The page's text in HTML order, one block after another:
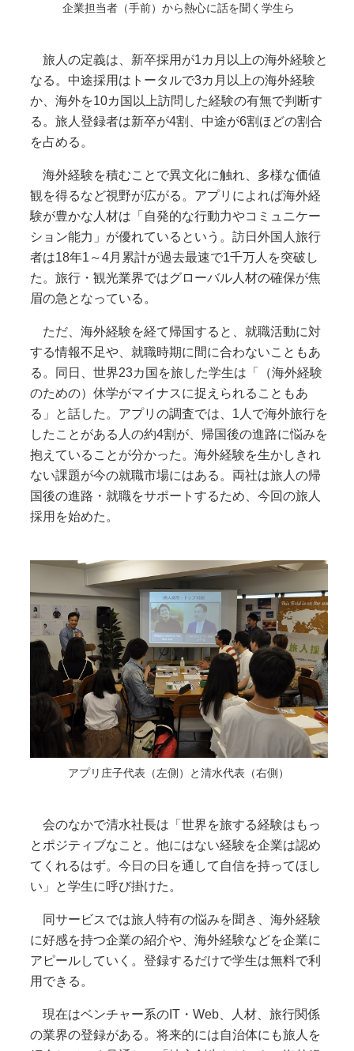
企業担当者（手前）から熱心に話を聞く学生ら
旅人の定義は、新卒採用が1カ月以上の海外経験と
なる。中途採用はトータルで3カ月以上の海外経験
か、海外を10カ国以上訪問した経験の有無で判断す
る。旅人登録者は新卒が4割、中途が6割ほどの割合
を占める。
海外経験を積むことで異文化に触れ、多様な価値
観を得るなど視野が広がる。アプリによれば海外経
験が豊かな人材は「自発的な行動力やコミュニケー
ション能力」が優れているという。訪日外国人旅行
者は18年1～4月累計が過去最速で1千万人を突破し
た。旅行・観光業界ではグローバル人材の確保が焦
眉の急となっている。
ただ、海外経験を経て帰国すると、就職活動に対
する情報不足や、就職時期に間に合わないこともあ
る。同日、世界23カ国を旅した学生は「（海外経験
のための）休学がマイナスに捉えられることもあ
る」と話した。アプリの調査では、1人で海外旅行を
したことがある人の約4割が、帰国後の進路に悩みを
抱えていることが分かった。海外経験を生かしきれ
ない課題が今の就職市場にはある。両社は旅人の帰
国後の進路・就職をサポートするため、今回の旅人
採用を始めた。
アプリ庄子代表（左側）と清水代表（右側）
会のなかで清水社長は「世界を旅する経験はもっ
とポジティブなこと。他にはない経験を企業は認め
てくれるはず。今日の日を通して自信を持ってほし
い」と学生に呼び掛けた。
同サービスでは旅人特有の悩みを聞き、海外経験
に好感を持つ企業の紹介や、海外経験などを企業に
アピールしていく。登録するだけで学生は無料で利
用できる。
現在はベンチャー系のIT・Web、人材、旅行関係
の業界の登録がある。将来的には自治体にも旅人を